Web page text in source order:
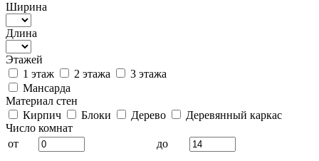
Ширина
Длина
Этажей
1 этаж
2 этажа
3 этажа
Мансарда
Материал стен
Кирпич
Блоки Дерево
Деревянный каркас
Число комнат
от
до